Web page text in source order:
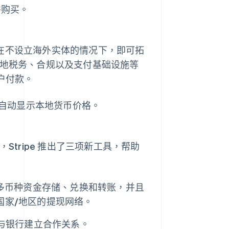
买。
设立海外实体的情况下，即可拓
税务、合规以及支付基础设施等
付款。
动显示本地货币价格。
Stripe 推出了三项新工具，帮助
种资金存储、兑换和转账，并且
/地区的提现网络。
行建立合作关系。